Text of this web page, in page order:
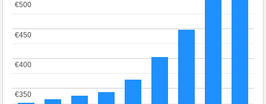
€350
€350
€400
€400
€450
€450
€500
€500